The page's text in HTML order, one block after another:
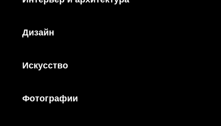
Дизайн
Искусство
Фотографии